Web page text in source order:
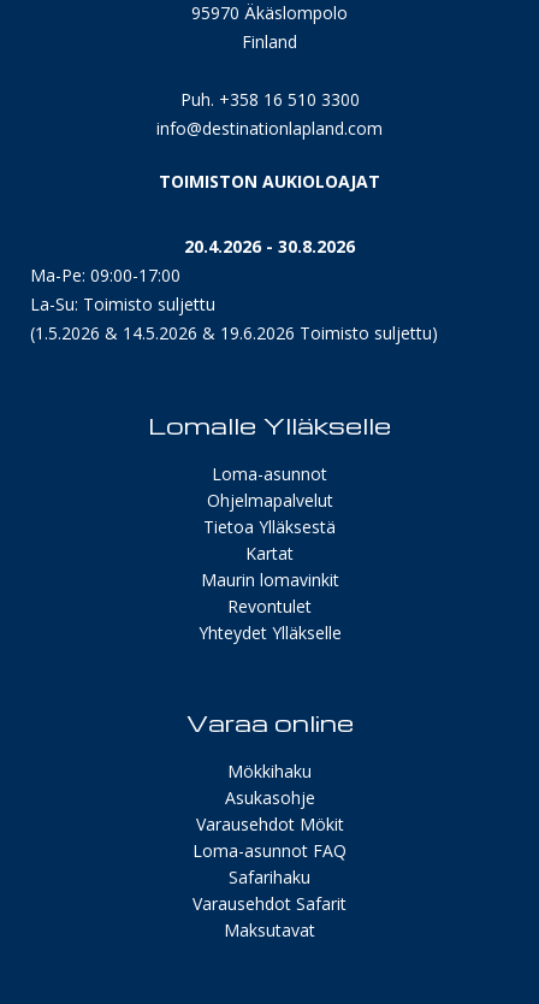
95970 Äkäslompolo
Finland
Puh. +358 16 510 3300
info@destinationlapland.com
TOIMISTON AUKIOLOAJAT
20.4.2026 - 30.8.2026
Ma-Pe: 09:00-17:00
La-Su: Toimisto suljettu
(1.5.2026 & 14.5.2026 & 19.6.2026 Toimisto suljettu)
Lomalle Ylläkselle
Loma-asunnot
Ohjelmapalvelut
Tietoa Ylläksestä
Kartat
Maurin lomavinkit
Revontulet
Yhteydet Ylläkselle
Varaa online
Mökkihaku
Asukasohje
Varausehdot Mökit
Loma-asunnot FAQ
Safarihaku
Varausehdot Safarit
Maksutavat